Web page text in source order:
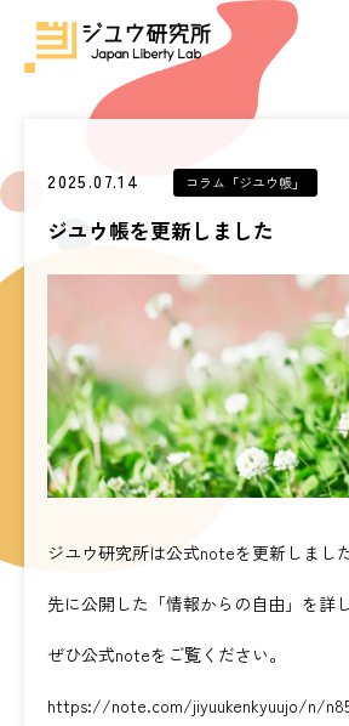
2025.07.14 コラム「ジユウ帳」
ジユウ帳を更新しました
ジユウ研究所は公式noteを更新しました
先に公開した「情報からの自由」を詳
ぜひ公式noteをご覧ください。
https://note.com/jiyuukenkyuujo/n/